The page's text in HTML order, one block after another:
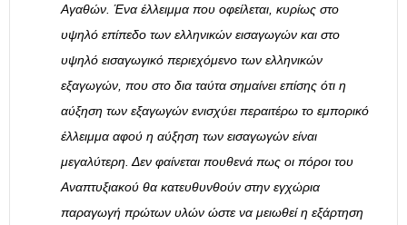
Αγαθών. Ένα έλλειμμα που οφείλεται, κυρίως στο
υψηλό επίπεδο των ελληνικών εισαγωγών και στο
υψηλό εισαγωγικό περιεχόμενο των ελληνικών
εξαγωγών, που στο δια ταύτα σημαίνει επίσης ότι η
αύξηση των εξαγωγών ενισχύει περαιτέρω το εμπορικό
έλλειμμα αφού η αύξηση των εισαγωγών είναι
μεγαλύτερη. Δεν φαίνεται πουθενά πως οι πόροι του
Αναπτυξιακού θα κατευθυνθούν στην εγχώρια
παραγωγή πρώτων υλών ώστε να μειωθεί η εξάρτηση